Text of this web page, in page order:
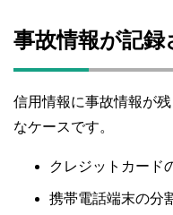
事故情報が記
信用情報に事故情報が
なケースです。
クレジットカード
携帯電話端末の分